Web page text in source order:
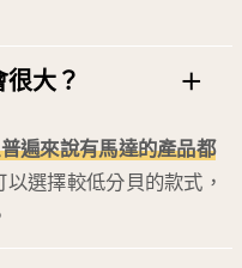
大？
遍來說有馬達的產品都
選擇較低分貝的款式，